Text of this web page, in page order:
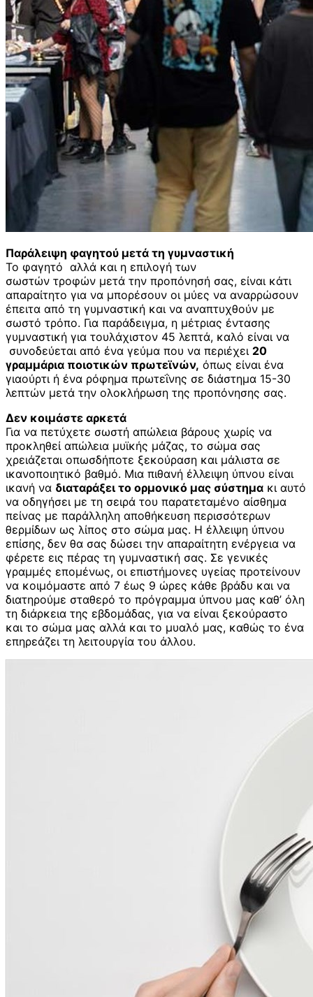
Παράλειψη φαγητού μετά τη γυμναστική
Το φαγητό αλλά και η επιλογή των
σωστών τροφών μετά την προπόνησή σας, είναι κάτι
απαραίτητο για να μπορέσουν οι μύες να αναρρώσουν
έπειτα από τη γυμναστική και να αναπτυχθούν με
σωστό τρόπο. Για παράδειγμα, η μέτριας έντασης
γυμναστική για τουλάχιστον 45 λεπτά, καλό είναι να
συνοδεύεται από ένα γεύμα που να περιέχει 20
γραμμάρια ποιοτικών πρωτεϊνών, όπως είναι ένα
γιαούρτι ή ένα ρόφημα πρωτεΐνης σε διάστημα 15-30
λεπτών μετά την ολοκλήρωση της προπόνησης σας.
Δεν κοιμάστε αρκετά
Για να πετύχετε σωστή απώλεια βάρους χωρίς να
προκληθεί απώλεια μυϊκής μάζας, το σώμα σας
χρειάζεται οπωσδήποτε ξεκούραση και μάλιστα σε
ικανοποιητικό βαθμό. Μια πιθανή έλλειψη ύπνου είναι
ικανή να διαταράξει το ορμονικό μας σύστημα κι αυτό
να οδηγήσει με τη σειρά του παρατεταμένο αίσθημα
πείνας με παράλληλη αποθήκευση περισσότερων
θερμίδων ως λίπος στο σώμα μας. Η έλλειψη ύπνου
επίσης, δεν θα σας δώσει την απαραίτητη ενέργεια να
φέρετε εις πέρας τη γυμναστική σας. Σε γενικές
γραμμές επομένως, οι επιστήμονες υγείας προτείνουν
να κοιμόμαστε από 7 έως 9 ώρες κάθε βράδυ και να
διατηρούμε σταθερό το πρόγραμμα ύπνου μας καθ’ όλη
τη διάρκεια της εβδομάδας, για να είναι ξεκούραστο
και το σώμα μας αλλά και το μυαλό μας, καθώς το ένα
επηρεάζει τη λειτουργία του άλλου.